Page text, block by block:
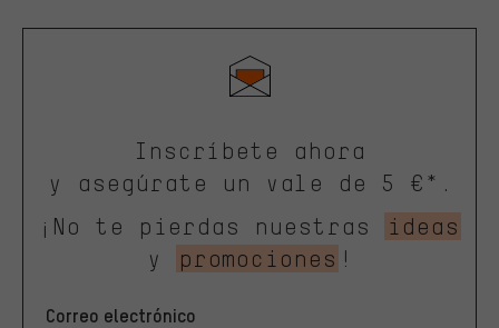
Inscríbete ahora
y asegúrate un vale de 5 €*.
¡No te pierdas nuestras
ideas
y
promociones !
Correo electrónico